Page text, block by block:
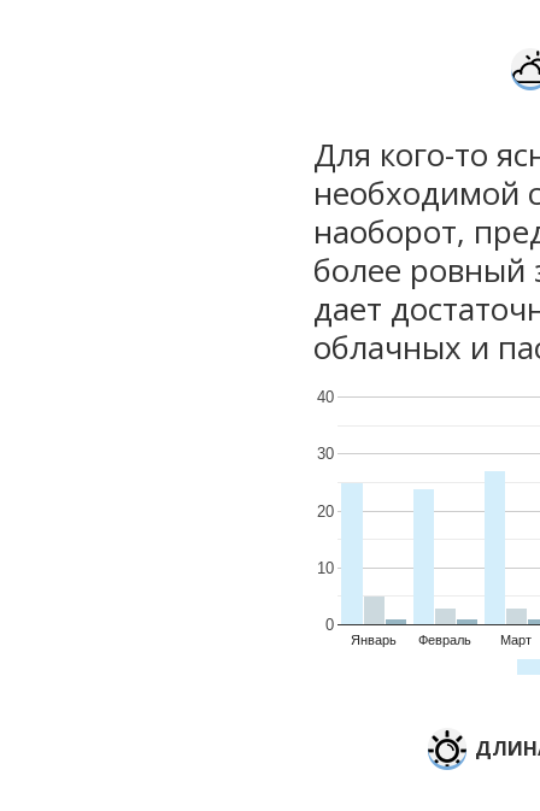
Для кого-то
необходимой
наоборот,
более ровный
дает
облачных и
Январь Февраль Март
0
10
20
30
40